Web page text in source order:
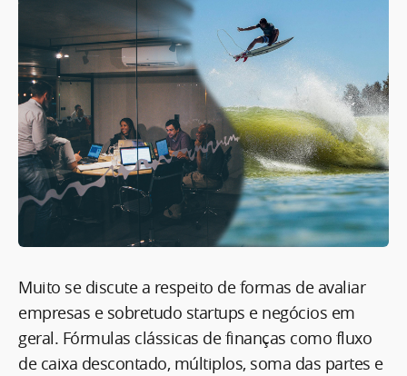
Muito se discute a respeito de formas de avaliar
empresas e sobretudo startups e negócios em
geral. Fórmulas clássicas de finanças como fluxo
de caixa descontado, múltiplos, soma das partes e